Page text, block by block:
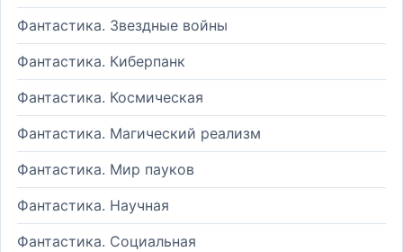
Фантастика. Звездные войны
Фантастика. Киберпанк
Фантастика. Космическая
Фантастика. Магический реализм
Фантастика. Мир пауков
Фантастика. Научная
Фантастика. Социальная